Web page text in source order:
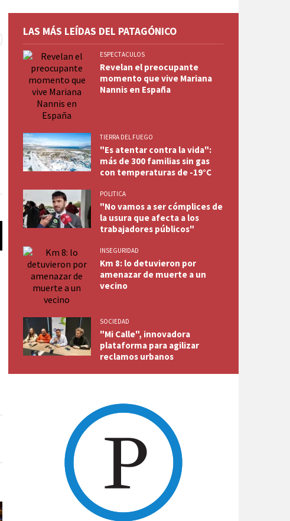
LAS MÁS LEÍDAS DEL PATAGÓNICO
ESPECTACULOS
Revelan el preocupante
momento que vive Mariana
Nannis en España
TIERRA DEL FUEGO
"Es atentar contra la vida":
más de 300 familias sin gas
con temperaturas de -19°C
POLITICA
"No vamos a ser cómplices de
la usura que afecta a los
trabajadores públicos"
INSEGURIDAD
Km 8: lo detuvieron por
amenazar de muerte a un
vecino
SOCIEDAD
"Mi Calle", innovadora
plataforma para agilizar
reclamos urbanos